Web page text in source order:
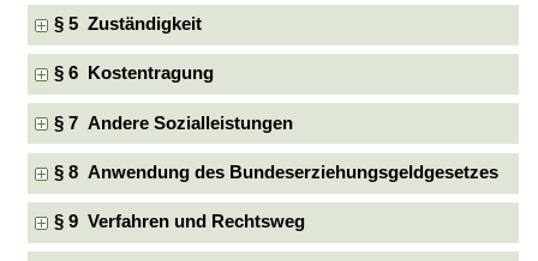
§ 5 Zuständigkeit
§ 6 Kostentragung
§ 7 Andere Sozialleistungen
§ 8 Anwendung des Bundeserziehungsgeldgesetzes
§ 9 Verfahren und Rechtsweg